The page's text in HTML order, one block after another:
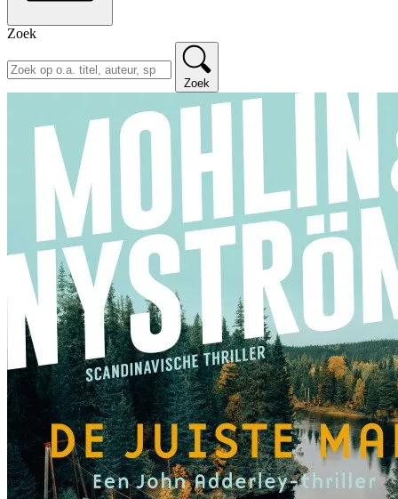
Zoek
Zoek